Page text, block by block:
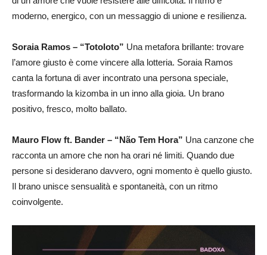
moderno, energico, con un messaggio di unione e resilienza.
Soraia Ramos – “Totoloto” Una metafora brillante: trovare
l’amore giusto è come vincere alla lotteria. Soraia Ramos
canta la fortuna di aver incontrato una persona speciale,
trasformando la kizomba in un inno alla gioia. Un brano
positivo, fresco, molto ballato.
Mauro Flow ft. Bander – “Não Tem Hora” Una canzone che
racconta un amore che non ha orari né limiti. Quando due
persone si desiderano davvero, ogni momento è quello giusto.
Il brano unisce sensualità e spontaneità, con un ritmo
coinvolgente.